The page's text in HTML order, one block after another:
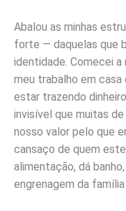
Abalou as minhas
forte — daquelas que
identidade. Comecei
meu trabalho em casa
estar trazendo
invisível que muitas
nosso valor pelo que
cansaço de quem
alimentação, dá
engrenagem da